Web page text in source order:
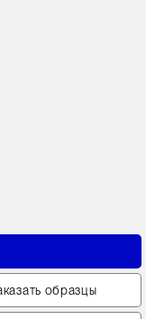
образцы